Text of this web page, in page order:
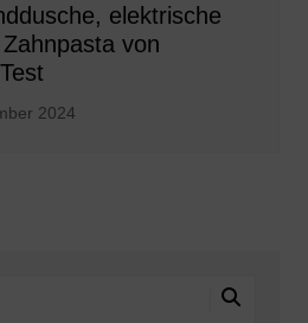
elektrische
von
2024